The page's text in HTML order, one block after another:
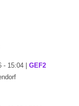
- 15:04 |GEF2